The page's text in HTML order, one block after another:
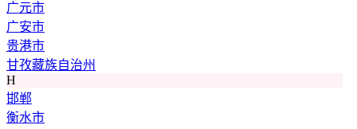
广元市
广安市
贵港市
甘孜藏族自治州
H
邯郸
衡水市